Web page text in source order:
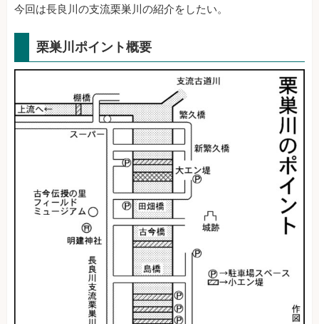
今回は長良川の支流栗巣川の紹介をしたい。
栗巣川ポイント概要